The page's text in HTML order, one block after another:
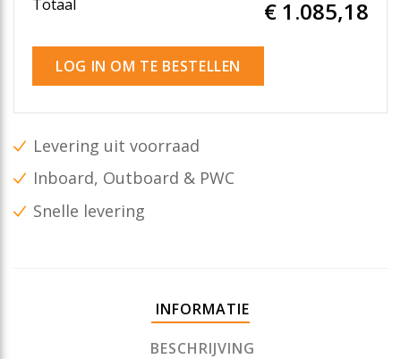
Totaal € 1.085,18
LOG IN OM TE BESTELLEN
Levering uit voorraad
Inboard, Outboard & PWC
Snelle levering
INFORMATIE
BESCHRIJVING